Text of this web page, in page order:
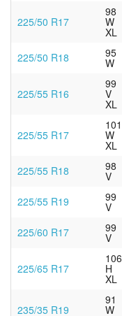
225/50 R17
98
W
XL
225/50 R18 95
W
225/55 R16
99
V
XL
225/55 R17
101
W
XL
225/55 R18 98
V
225/55 R19 99
V
225/60 R17 99
V
225/65 R17
106
H
XL
235/35 R19
91
W